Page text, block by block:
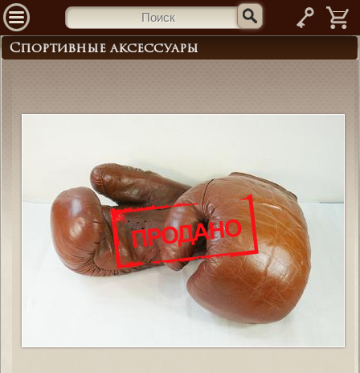
—
Спортивные аксессуары